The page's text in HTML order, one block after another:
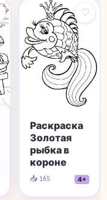
♡
Раскраска
Золотая
рыбка в
короне
📥 165 4+